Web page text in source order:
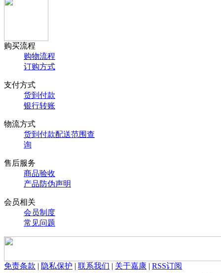
购买流程
购物流程
订购方式
支付方式
货到付款
银行转账
物流方式
货到付款配送范围查
询
售后服务
商品验收
产品防伪声明
会员相关
会员制度
常见问题
免责条款 | 隐私保护 | 联系我们 | 关于嘉康 | RSS订阅